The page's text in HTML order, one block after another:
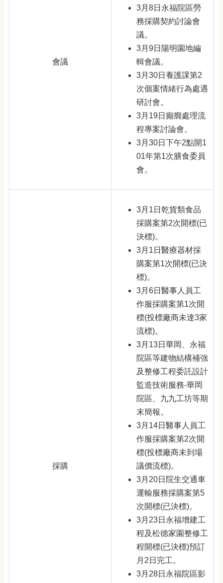
會議
3月8日永福院區勞
務採購契約討論會
議。
3月9日陽明園地編
輯會議。
3月30日養護課第2
次個案情緒行為處遇
研討會。
3月19日癲癇處理流
程專案討論會。
3月30日下午2點開1
01年第1次膳食委員
會。
採購
3月1日乾貨類食品
採購案第2次開標(已
決標)。
3月1日醫療器材採
購案第1次開標(已決
標)。
3月6日醫事人員工
作服採購案第1次開
標(投標廠商未達3家
流標)。
3月13日華岡、永福
院區等建物結構補強
及整修工程委託設計
監造技術服務-華岡
院區、九九工坊等期
末簡報。
3月14日醫事人員工
作服採購案第2次開
標(投標廠商未到場
議價流標)。
3月20日院生交通車
運輸服務採購案第5
次開標(已決標)。
3月23日永福增建工
程及松德家園整修工
程開標(已決標)預訂
月2日完工。
3月28日永福院區影